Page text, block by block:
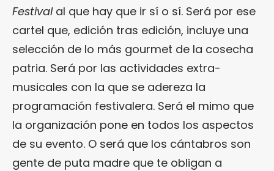
Festivalal que hay que ir sí o sí. Será por ese
cartel que, edición tras edición, incluye una
selección de lo más gourmet de la cosecha
patria. Será por las actividades extra-
musicales con la que se adereza la
programación festivalera. Será el mimo que
la organización pone en todos los aspectos
de su evento. O será que los cántabros son
gente de puta madre que te obligan a